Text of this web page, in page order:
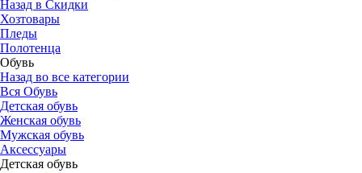
Назад в Скидки
Хозтовары
Пледы
Полотенца
Обувь
Назад во все категории
Вся Обувь
Детская обувь
Женская обувь
Мужская обувь
Аксессуары
Детская обувь